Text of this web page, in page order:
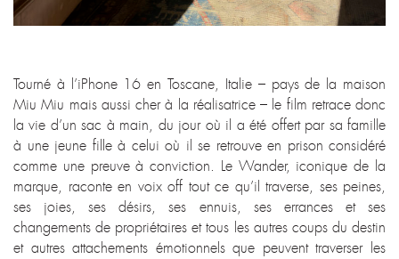
Tourné à l’iPhone 16 en Toscane, Italie – pays de la maison
Miu Miu mais aussi cher à la réalisatrice – le film retrace donc
la vie d’un sac à main, du jour où il a été offert par sa famille
à une jeune fille à celui où il se retrouve en prison considéré
comme une preuve à conviction. Le Wander, iconique de la
marque, raconte en voix off tout ce qu’il traverse, ses peines,
ses joies, ses désirs, ses ennuis, ses errances et ses
changements de propriétaires et tous les autres coups du destin
et autres attachements émotionnels que peuvent traverser les